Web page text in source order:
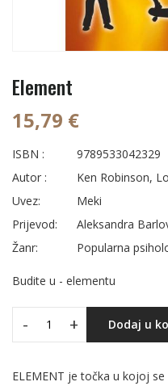
Element
15,79 €
ISBN :
9789533042329
Autor :
Ken Robinson,
Uvez:
Meki
Prijevod:
Aleksandra
Žanr:
Popularna
Budite u - elementu
- + Dodaj u
ELEMENT je točka u kojoj